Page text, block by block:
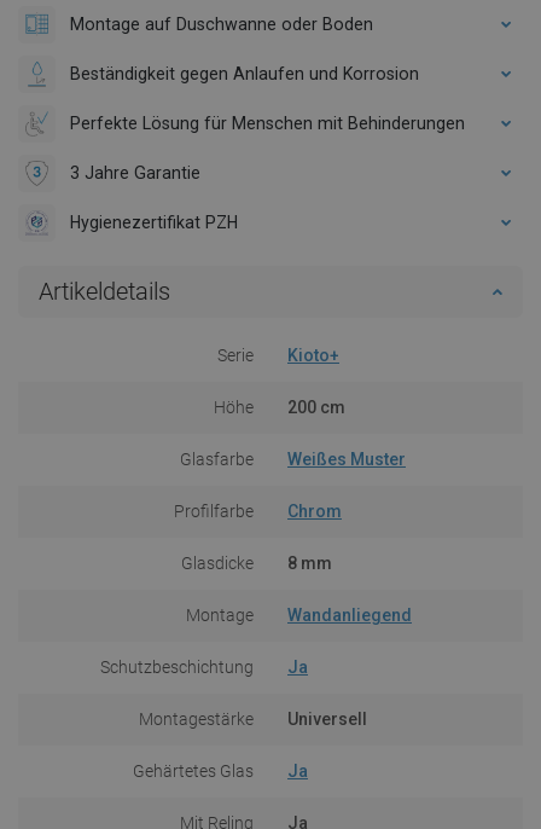
Montage auf Duschwanne oder Boden
Beständigkeit gegen Anlaufen und Korrosion
Perfekte Lösung für Menschen mit Behinderungen
3 Jahre Garantie
Hygienezertifikat PZH
Artikeldetails
Serie Kioto+
Höhe 200 cm
Glasfarbe Weißes Muster
Profilfarbe Chrom
Glasdicke 8 mm
Montage Wandanliegend
Schutzbeschichtung Ja
Montagestärke Universell
Gehärtetes Glas Ja
Mit Reling Ja